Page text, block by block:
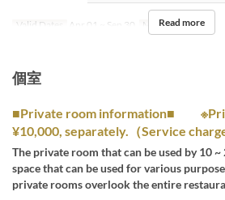
Valid Dates Apr 01 ~ Sep 30 Meals Dinner
Read more
個室
■Private room information■
¥10,000, separately.（Service
The private room that can be used by 10
space that can be used for various
private rooms overlook the entire